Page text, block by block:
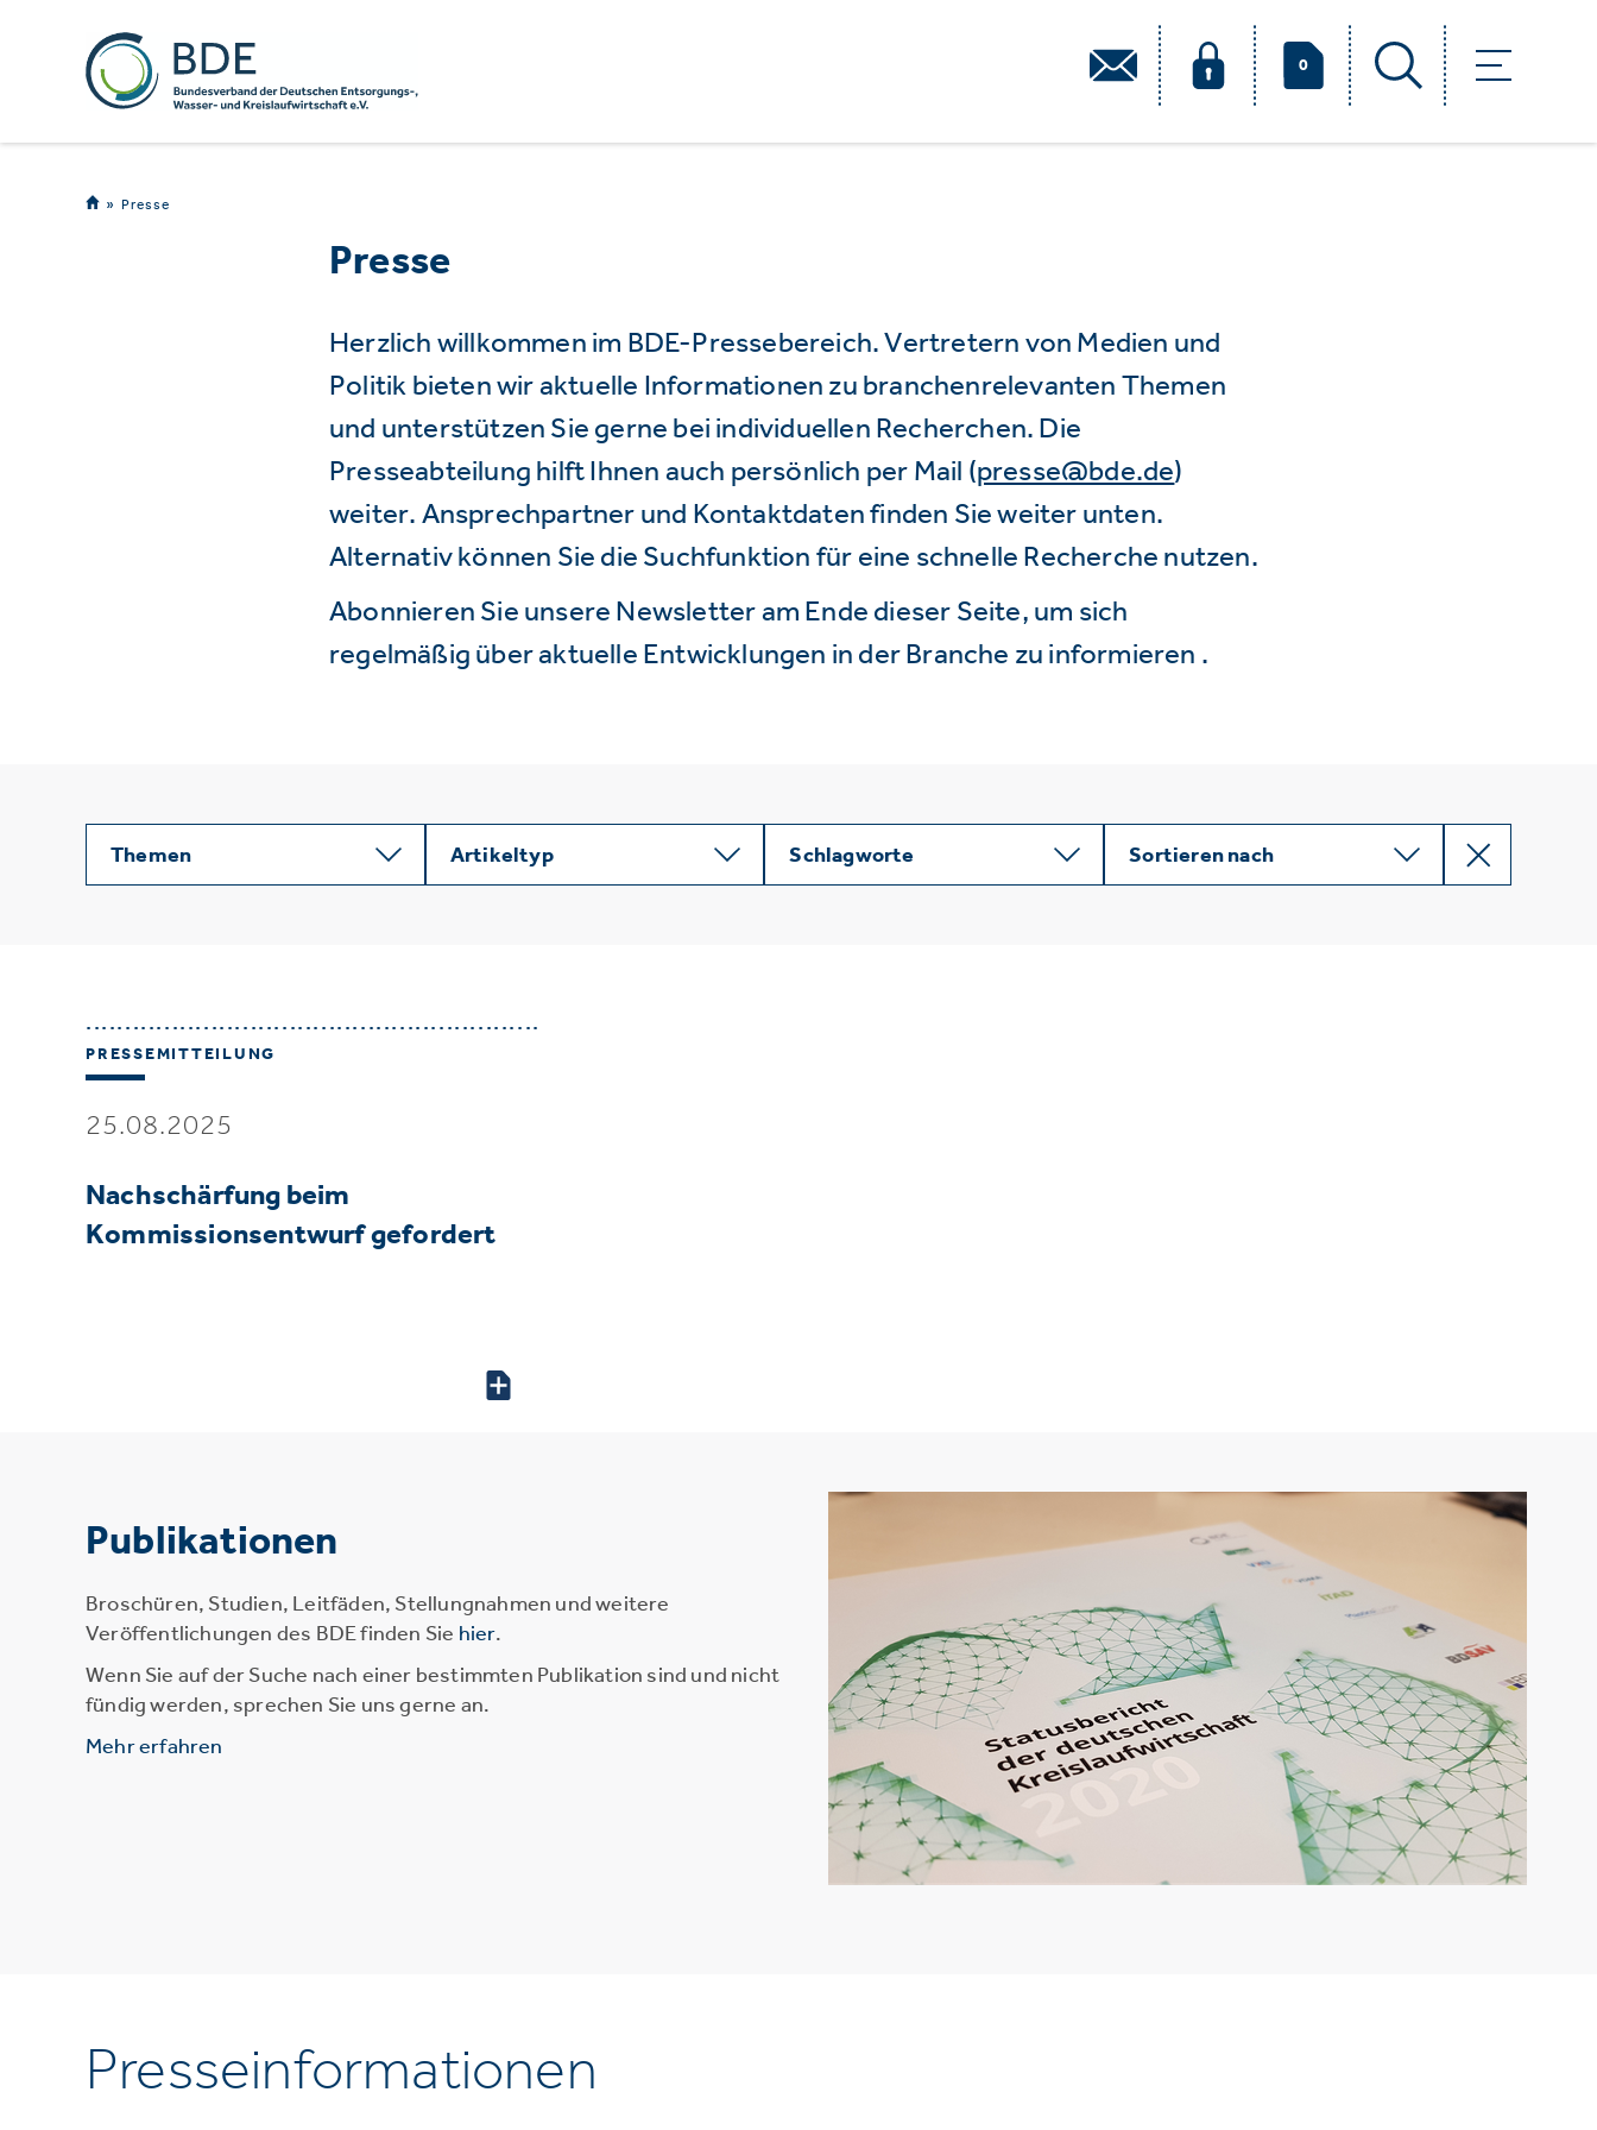
0
Presse
Presse
Herzlich willkommen im BDE-Pressebereich. Vertretern von Medien und
Politik bieten wir aktuelle Informationen zu branchenrelevanten Themen
und unterstützen Sie gerne bei individuellen Recherchen. Die
Presseabteilung hilft Ihnen auch persönlich per Mail (presse@bde.de)
weiter. Ansprechpartner und Kontaktdaten finden Sie weiter unten.
Alternativ können Sie die Suchfunktion für eine schnelle Recherche nutzen.
Abonnieren Sie unsere Newsletter am Ende dieser Seite, um sich
regelmäßig über aktuelle Entwicklungen in der Branche zu informieren .
Themen Artikeltyp Schlagworte Sortieren nach
PRESSEMITTEILUNG
25.08.2025
Nachschärfung beim
Kommissionsentwurf gefordert
Publikationen
Broschüren, Studien, Leitfäden, Stellungnahmen und weitere
Veröffentlichungen des BDE finden Sie hier.
Wenn Sie auf der Suche nach einer bestimmten Publikation sind und nicht
fündig werden, sprechen Sie uns gerne an.
Mehr erfahren
Presseinformationen